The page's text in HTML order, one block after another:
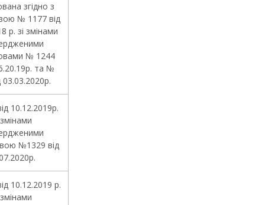
згідно з
№ 1177 від
р. зі змінами
№ 1244
та №
03.03.2020р.
10.12.2019р.
змінами
№1329 від
10.12.2019 р.
змінами